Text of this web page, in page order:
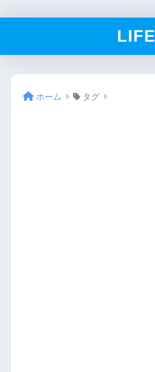
LIFE
ホーム タグ